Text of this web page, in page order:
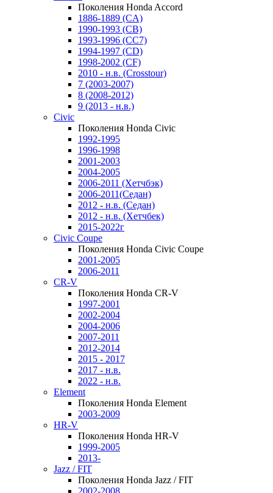
Поколения Honda Accord
1886-1889 (CA)
1990-1993 (CB)
1993-1996 (CC7)
1994-1997 (CD)
1998-2002 (CF)
2010 - н.в. (Crosstour)
7 (2003-2007)
8 (2008-2012)
9 (2013 - н.в.)
Civic
Поколения Honda Civic
1992-1995
1996-1998
2001-2003
2004-2005
2006-2011 (Хетчбэк)
2006-2011(Седан)
2012 - н.в. (Седан)
2012 - н.в. (Хетчбек)
2015-2022г
Civic Coupe
Поколения Honda Civic Coupe
2001-2005
2006-2011
CR-V
Поколения Honda CR-V
1997-2001
2002-2004
2004-2006
2007-2011
2012-2014
2015 - 2017
2017 - н.в.
2022 - н.в.
Element
Поколения Honda Element
2003-2009
HR-V
Поколения Honda HR-V
1999-2005
2013-
Jazz / FIT
Поколения Honda Jazz / FIT
2002-2008